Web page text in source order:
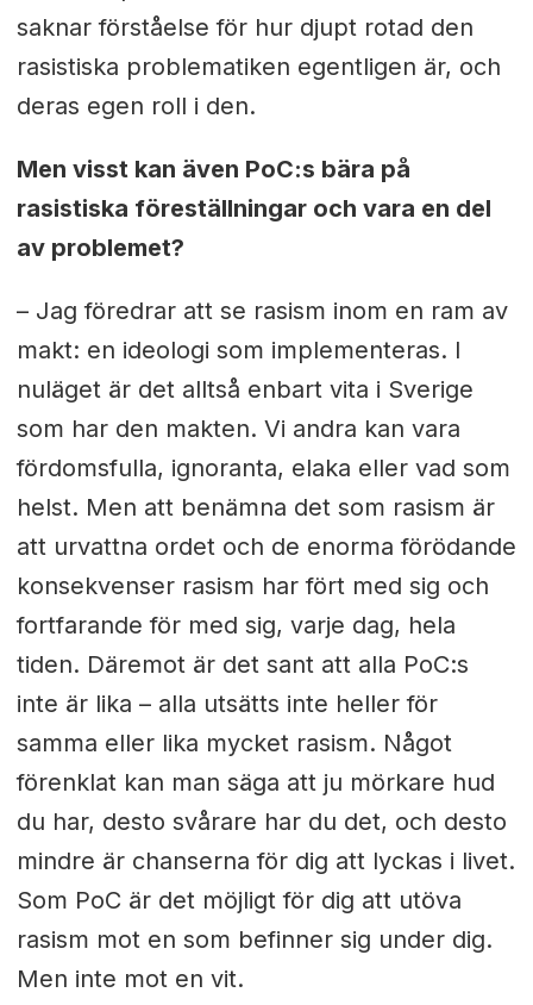
saknar förståelse för hur djupt rotad den
rasistiska problematiken egentligen är, och
deras egen roll i den.
Men visst kan även PoC:s bära på
rasistiska föreställningar och vara en del
av problemet?
– Jag föredrar att se rasism inom en ram av
makt: en ideologi som implementeras. I
nuläget är det alltså enbart vita i Sverige
som har den makten. Vi andra kan vara
fördomsfulla, ignoranta, elaka eller vad som
helst. Men att benämna det som rasism är
att urvattna ordet och de enorma förödande
konsekvenser rasism har fört med sig och
fortfarande för med sig, varje dag, hela
tiden. Däremot är det sant att alla PoC:s
inte är lika – alla utsätts inte heller för
samma eller lika mycket rasism. Något
förenklat kan man säga att ju mörkare hud
du har, desto svårare har du det, och desto
mindre är chanserna för dig att lyckas i livet.
Som PoC är det möjligt för dig att utöva
rasism mot en som befinner sig under dig.
Men inte mot en vit.